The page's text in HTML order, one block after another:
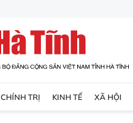
CHÍNH TRỊ KINH TẾ XÃ HỘI